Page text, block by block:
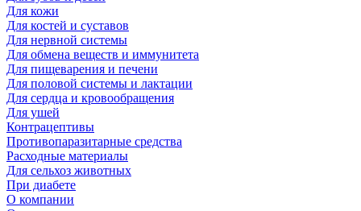
Для кожи
Для костей и суставов
Для нервной системы
Для обмена веществ и иммунитета
Для пищеварения и печени
Для половой системы и лактации
Для сердца и кровообращения
Для ушей
Контрацептивы
Противопаразитарные средства
Расходные материалы
Для сельхоз животных
При диабете
О компании